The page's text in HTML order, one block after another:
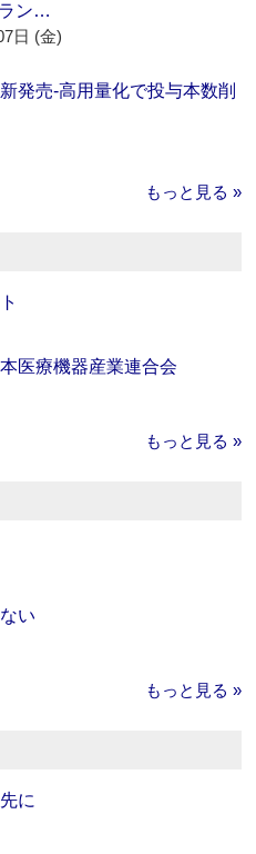
ン…
日 (金)
発売‐高用量化で投与本数削
もっと見る »
医療機器産業連合会
もっと見る »
い
もっと見る »
に